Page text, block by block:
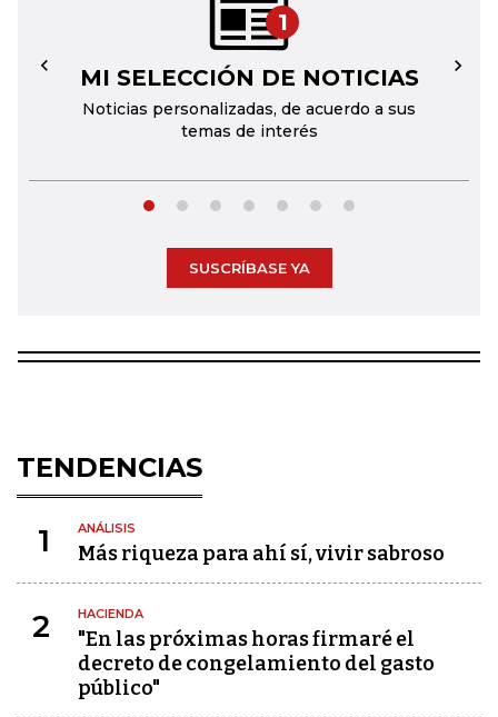
1
MI SELECCIÓN DE NOTICIAS
Noticias personalizadas, de acuerdo a sus
temas de interés
← →
SUSCRÍBASE YA
TENDENCIAS
1 ANÁLISIS
Más riqueza para ahí sí, vivir sabroso
2 HACIENDA
"En las próximas horas firmaré el
decreto de congelamiento del gasto
público"